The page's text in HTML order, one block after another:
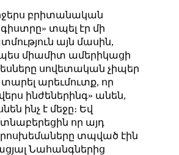
բրիտանական
տպել էր մի
այն մասին,
միամիտ ամերիկացի
սովետական չիպեր
տարել արեւմուտք, որ
ինժեներինգ» անեն,
ինչ է մեջը։ Եվ
որ այդ
տպված էին
Նահանգներից